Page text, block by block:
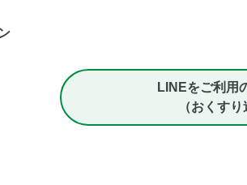
LINEをご利用
（おくすり